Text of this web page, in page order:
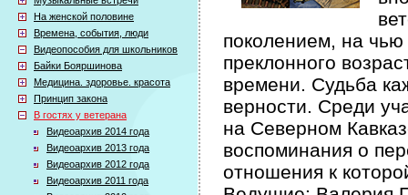
На женской половине
Времена, события, люди
Видеопособия для школьников
Байки Бояршинова
Медицина. здоровье. красота
Принцип закона
В гостях у ветерана
Видеоархив 2014 года
Видеоархив 2013 года
Видеоархив 2012 года
Видеоархив 2011 года
поколением, на
преклонного
времени. Судьба
верности. Среди
на Северном
воспоминания о
отношения к